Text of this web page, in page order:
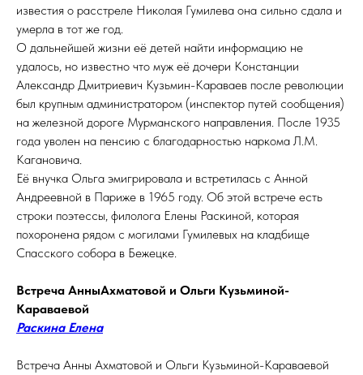
известия о расстреле Николая Гумилева она сильно сдала и
умерла в тот же год.
О дальнейшей жизни её детей найти информацию не
удалось, но известно что муж её дочери Констанции
Александр Дмитриевич Кузьмин-Караваев после революции
был крупным администратором (инспектор путей сообщения)
на железной дороге Мурманского направления. После 1935
года уволен на пенсию с благодарностью наркома Л.М.
Кагановича.
Её внучка Ольга эмигрировала и встретилась с Анной
Андреевной в Париже в 1965 году. Об этой встрече есть
строки поэтессы, филолога Елены Раскиной, которая
похоронена рядом с могилами Гумилевых на кладбище
Спасского собора в Бежецке.
Встреча АнныАхматовой и Ольги Кузьминой-
Караваевой
Раскина Елена
Встреча Анны Ахматовой и Ольги Кузьминой-Караваевой